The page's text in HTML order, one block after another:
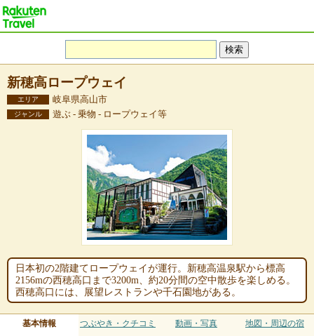
新穂高ロープウェイ
エリア 岐阜県高山市
ジャンル 遊ぶ - 乗物 - ロープウェイ等
日本初の2階建てロープウェイが運行。新穂高温泉駅から標高
2156mの西穂高口まで3200m、約20分間の空中散歩を楽しめる。
西穂高口には、展望レストランや千石園地がある。
基本情報 つぶやき・クチコミ 動画・写真 地図・周辺の宿